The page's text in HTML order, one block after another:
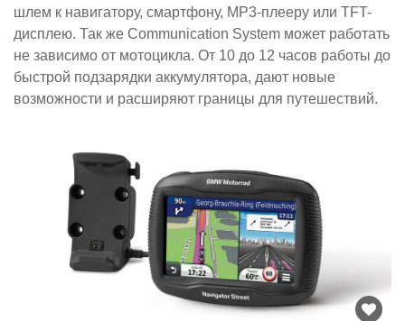
шлем к навигатору, смартфону, MP3-плееру или TFT-
дисплею. Так же Communication System может работать
не зависимо от мотоцикла. От 10 до 12 часов работы до
быстрой подзарядки аккумулятора, дают новые
возможности и расширяют границы для путешествий.